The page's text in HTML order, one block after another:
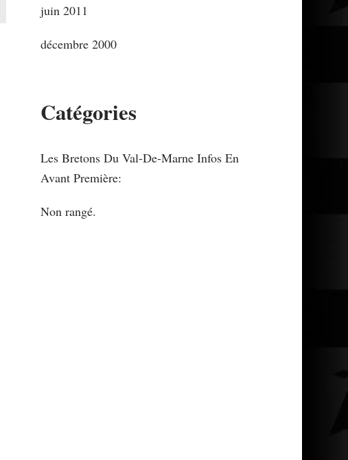
juin 2011
décembre 2000
Catégories
Les Bretons Du Val-De-Marne Infos En
Avant Première:
Non rangé.